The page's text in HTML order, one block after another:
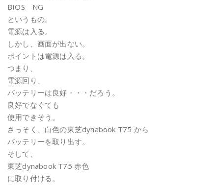
BIOS NG
というもの。
電源は入る。
しかし、画面が出ない。
ポイントは電源は入る。
つまり、
電源回り、
バッテリーは良好・・・だろう。
良好でなくても
使用できそう。
さっそく、白色の東芝dynabook T75 から
バッテリーを取り出す。
そして、
東芝dynabook T75 赤色
に取り付ける。